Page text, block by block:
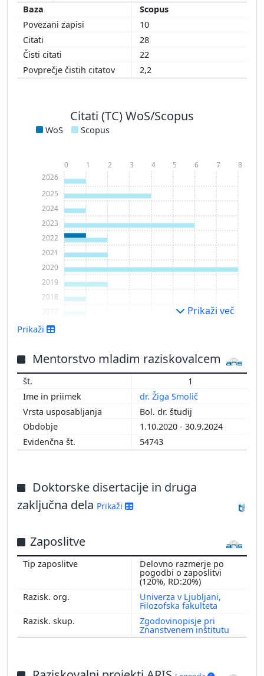
Scopus
10
28
22
2,2
Citati (TC) WoS/Scopus
WoS Scopus
2017
2018
2019
2020
2021
2022
2023
2024
2025
2026
0 1 2 3 4 5 6 7 8
Prikaži več
Prikaži
Mentorstvo mladim raziskovalcem
1
dr. Žiga Smolič
Bol. dr. študij
1.10.2020 - 30.9.2024
54743
Doktorske disertacije in druga
zaključna dela Prikaži
Zaposlitve
Delovno razmerje po
pogodbi o zaposlitvi
(120%, RD:20%)
Univerza v Ljubljani,
Filozofska fakulteta
Zgodovinopisje pri
Znanstvenem inštitutu